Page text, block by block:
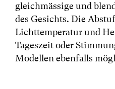
gleichmässige und
des Gesichts. Die
Lichttemperatur und
Tageszeit oder
Modellen ebenfalls